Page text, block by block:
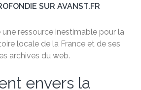
SUR AVANST.FR
ressource inestimable pour la
locale de la France et de ses
archives du web.
envers la